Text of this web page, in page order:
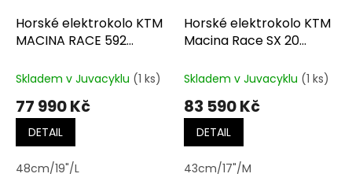
Horské elektrokolo KTM
MACINA RACE 592
(black+orange)
Skladem v Juvacyklu (1 ks)
77 990 Kč
DETAIL
48cm/19"/L
Horské elektrokolo KTM
Macina Race SX 20
(FRESH ORANGE)
Skladem v Juvacyklu (1 ks)
83 590 Kč
DETAIL
43cm/17"/M